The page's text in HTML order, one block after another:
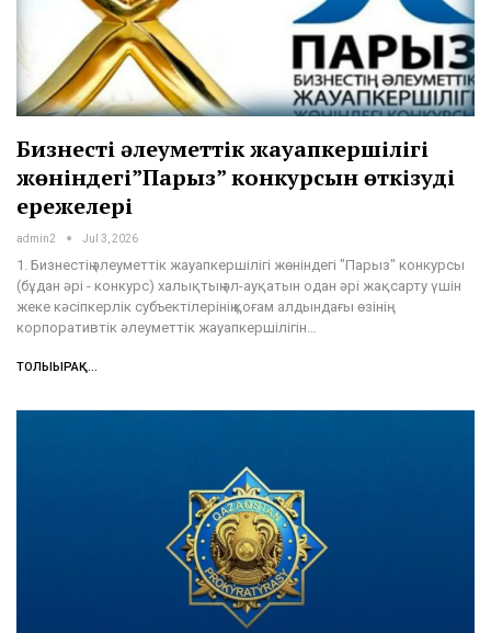
Бизнестің әлеуметтік жауапкершілігі
жөніндегі”Парыз” конкурсын өткізудің
ережелері
admin2 Jul 3, 2026
1. Бизнестің әлеуметтік жауапкершілігі жөніндегі "Парыз" конкурсы
(бұдан әрі - конкурс) халықтың әл-ауқатын одан әрі жақсарту үшін
жеке кәсіпкерлік субъектілерінің қоғам алдындағы өзінің
корпоративтік әлеуметтік жауапкершілігін…
ТОЛЫҒЫРАҚ...